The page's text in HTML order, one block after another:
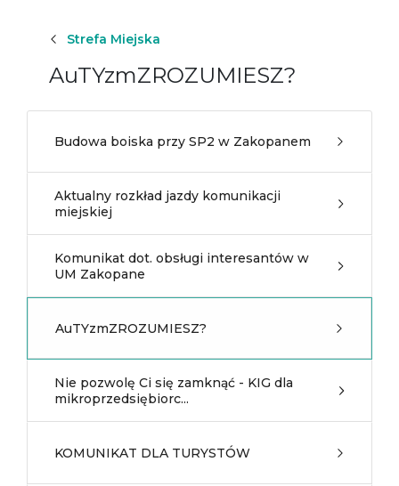
Strefa Miejska
AuTYzmZROZUMIESZ?
Budowa boiska przy SP2 w Zakopanem
Aktualny rozkład jazdy komunikacji
miejskiej
Komunikat dot. obsługi interesantów w
UM Zakopane
AuTYzmZROZUMIESZ?
Nie pozwolę Ci się zamknąć - KIG dla
mikroprzedsiębiorc...
KOMUNIKAT DLA TURYSTÓW